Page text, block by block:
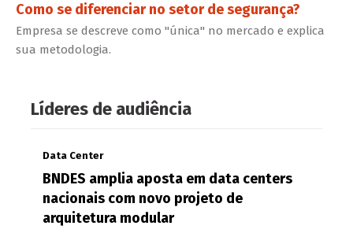
Como se diferenciar no setor de segurança?
Empresa se descreve como "única" no mercado e explica
sua metodologia.
Líderes de audiência
Data Center
BNDES amplia aposta em data centers
nacionais com novo projeto de
arquitetura modular